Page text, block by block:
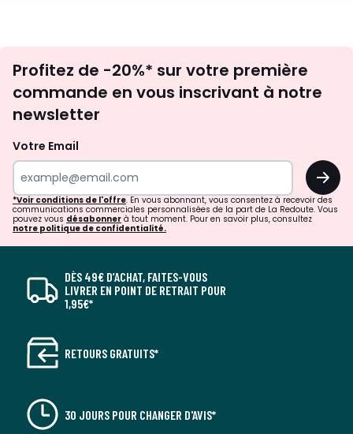
newsletter
Profitez de -20%* sur votre première
commande en vous inscrivant à notre
newsletter
Votre Email
OK
*Voir conditions de l'offre. En vous abonnant, vous consentez à recevoir des
communications commerciales personnalisées de la part de La Redoute. Vous
pouvez vous désabonner à tout moment. Pour en savoir plus, consultez
notre politique de confidentialité.
DÈS 49€ D’ACHAT, FAITES-VOUS
LIVRER EN POINT DE RETRAIT POUR
1,95€*
RETOURS GRATUITS*
30 JOURS POUR CHANGER D'AVIS*